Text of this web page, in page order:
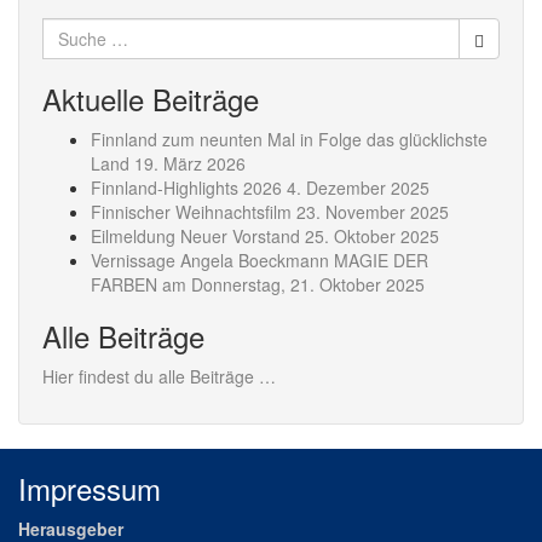
Suche
nach:
Aktuelle Beiträge
Finnland zum neunten Mal in Folge das glücklichste
Land 19. März 2026
Finnland-Highlights 2026 4. Dezember 2025
Finnischer Weihnachtsfilm 23. November 2025
Eilmeldung Neuer Vorstand 25. Oktober 2025
Vernissage Angela Boeckmann MAGIE DER
FARBEN am Donnerstag, 21. Oktober 2025
Alle Beiträge
Hier findest du alle Beiträge …
Impressum
Herausgeber